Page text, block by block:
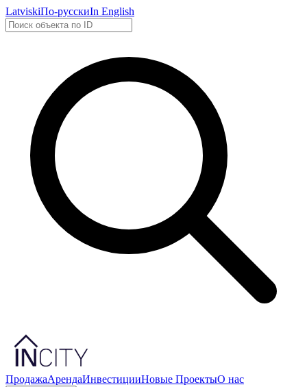
LatviskiПо-русскиIn English
ПродажаАрендаИнвестицииНовые ПроектыО нас